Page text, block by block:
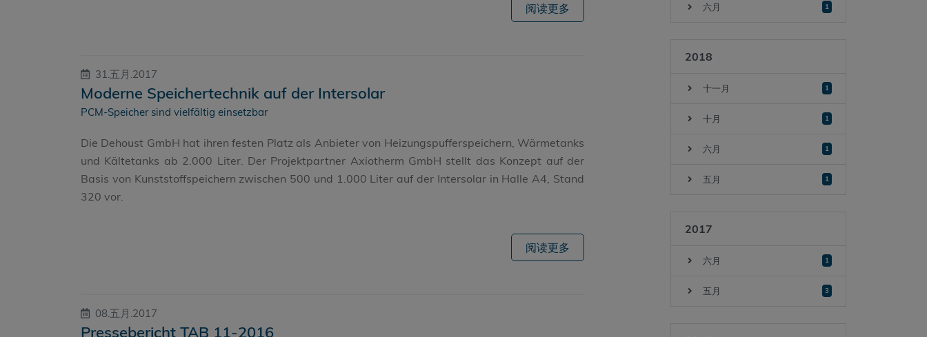
阅读更多
31.五月.2017
Moderne Speichertechnik auf der Intersolar
PCM-Speicher sind vielfältig einsetzbar
Die Dehoust GmbH hat ihren festen Platz als Anbieter von Heizungspufferspeichern, Wärmetanks
und Kältetanks ab 2.000 Liter. Der Projektpartner Axiotherm GmbH stellt das Konzept auf der
Basis von Kunststoffspeichern zwischen 500 und 1.000 Liter auf der Intersolar in Halle A4, Stand
320 vor.
阅读更多
08.五月.2017
Pressebericht TAB 11-2016
六月 1
2018
十一月 1
十月 1
六月 1
五月 1
2017
六月 1
五月 3